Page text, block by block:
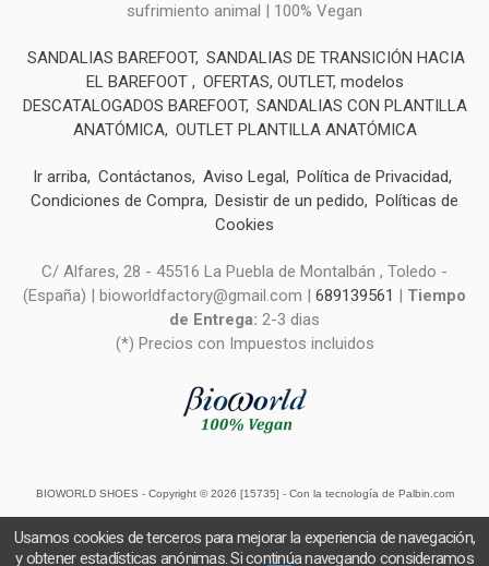
sufrimiento animal | 100% Vegan
SANDALIAS BAREFOOT SANDALIAS DE TRANSICIÓN HACIA
EL BAREFOOT
OFERTAS, OUTLET, modelos
DESCATALOGADOS BAREFOOT SANDALIAS CON PLANTILLA
ANATÓMICA OUTLET PLANTILLA ANATÓMICA
Ir arriba Contáctanos Aviso Legal
Política de Privacidad
Condiciones de Compra
Desistir de un pedido
Políticas de
Cookies
C/ Alfares, 28 - 45516 La Puebla de Montalbán , Toledo -
(España) | bioworldfactory@gmail.com | 689139561
Tiempo
de Entrega: 2-3 dias
(*) Precios con Impuestos incluidos
BIOWORLD SHOES - Copyright © 2026 [15735] - Con la tecnología de Palbin.com
Usamos cookies de terceros para mejorar la experiencia de navegación,
y obtener estadísticas anónimas. Si continúa navegando consideramos